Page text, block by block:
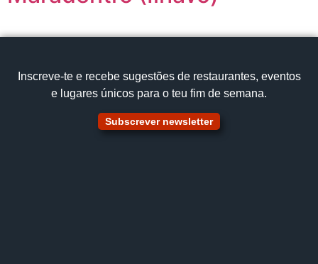
Inscreve‑te e recebe sugestões de restaurantes, eventos
e lugares únicos para o teu fim de semana.
Subscrever newsletter